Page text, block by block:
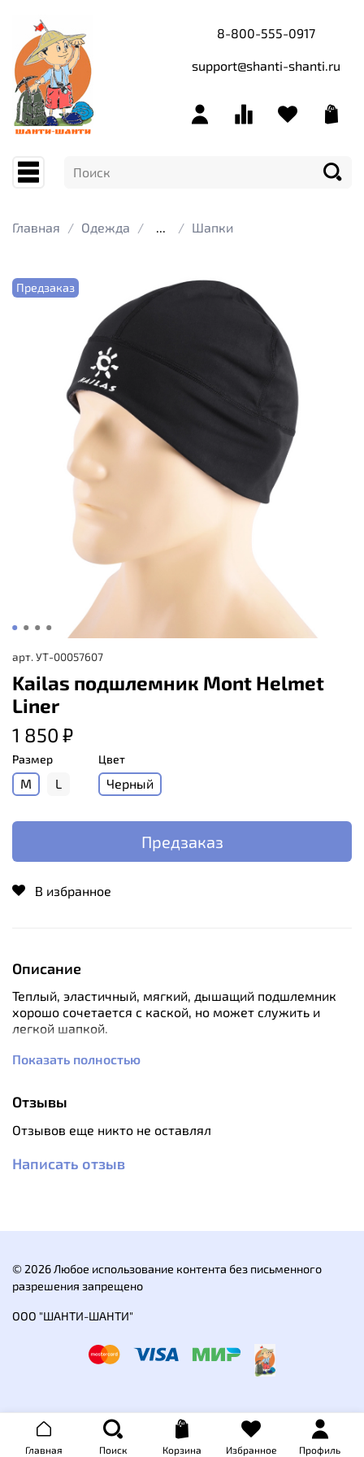
8-800-555-0917
support@shanti-shanti.ru
Главная Одежда Шапки
Предзаказ
арт. УТ-00057607
Kailas подшлемник Mont Helmet
Liner
1 850 ₽
Размер
M L
Цвет
Черный
Предзаказ
В избранное
Описание
Теплый, эластичный, мягкий, дышащий подшлемник
хорошо сочетается с каской, но может служить и
легкой шапкой.
Полоска из мягкой ткани на внутренней стороне
Размер по обхвату головы: M 53-54 см, L 55-56
см
Вес: 35 грамм
Показать полностью
Отзывы
Отзывов еще никто не оставлял
Написать отзыв
© 2026 Любое использование контента без письменного
разрешения запрещено
ООО "ШАНТИ-ШАНТИ"
Главная Поиск Корзина Избранное Профиль